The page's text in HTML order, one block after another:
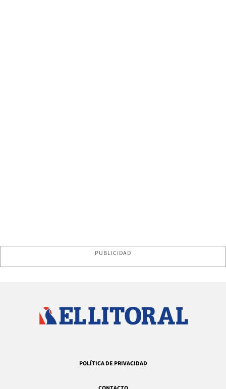
PUBLICIDAD
POLÍTICA DE PRIVACIDAD